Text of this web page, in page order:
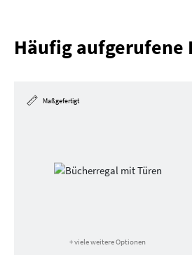
Häufig aufgerufene
Maßgefertigt
+ viele weitere Optionen